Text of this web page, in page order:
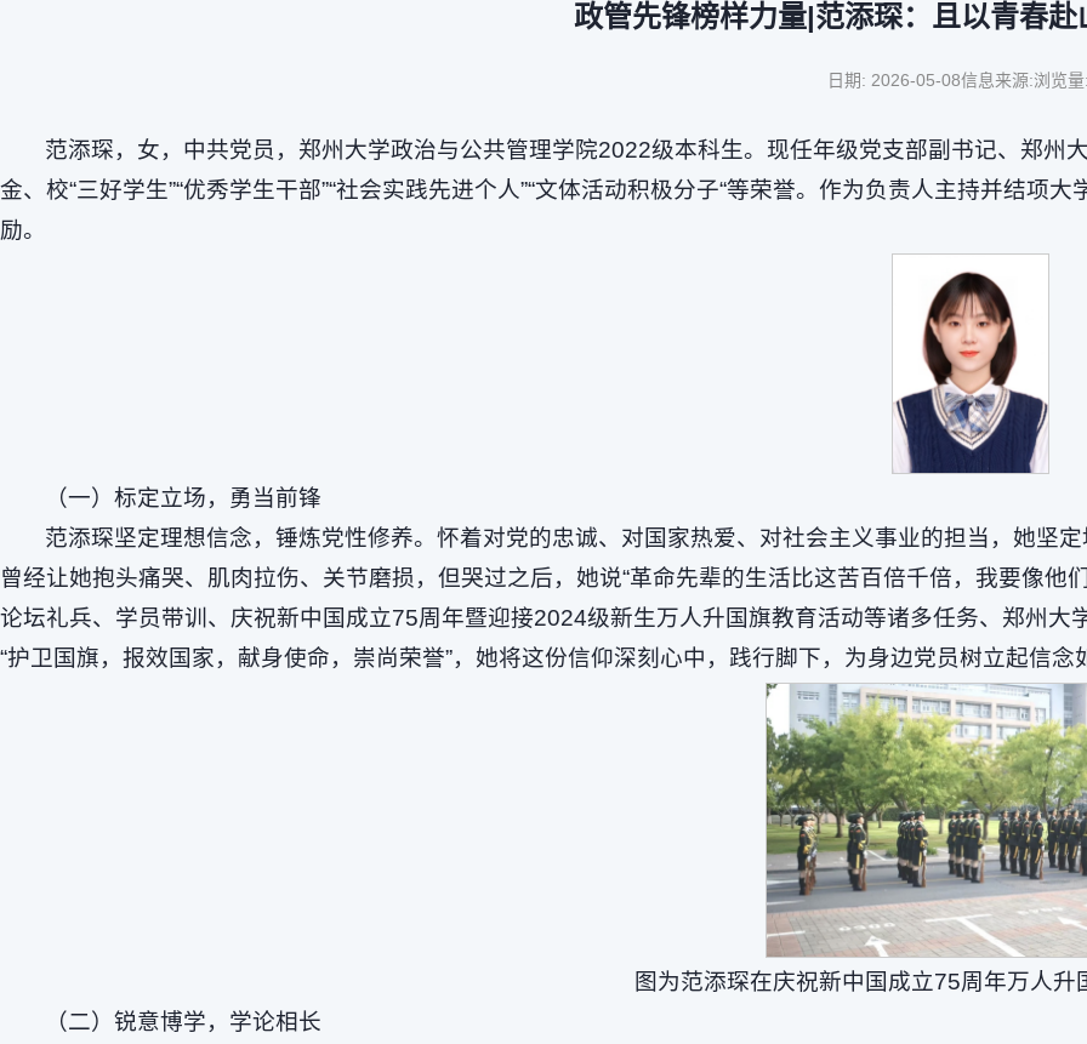
政管先锋榜样力量|范添琛：且以青春
日期: 2026-05-08信息来源:浏览
范添琛，女，中共党员，郑州大学政治与公共管理学院2022级本科生。现任年级党支部副书记、郑
金、校“三好学生”“优秀学生干部”“社会实践先进个人”“文体活动积极分子“等荣誉。作为负责人主持并结
励。
（一）标定立场，勇当前锋
范添琛坚定理想信念，锤炼党性修养。怀着对党的忠诚、对国家热爱、对社会主义事业的担当，她坚
曾经让她抱头痛哭、肌肉拉伤、关节磨损，但哭过之后，她说“革命先辈的生活比这苦百倍千倍，我要像
论坛礼兵、学员带训、庆祝新中国成立75周年暨迎接2024级新生万人升国旗教育活动等诸多任务、郑州
“护卫国旗，报效国家，献身使命，崇尚荣誉”，她将这份信仰深刻心中，践行脚下，为身边党员树立起信
图为范添琛在庆祝新中国成立75周年万人
（二）锐意博学，学论相长